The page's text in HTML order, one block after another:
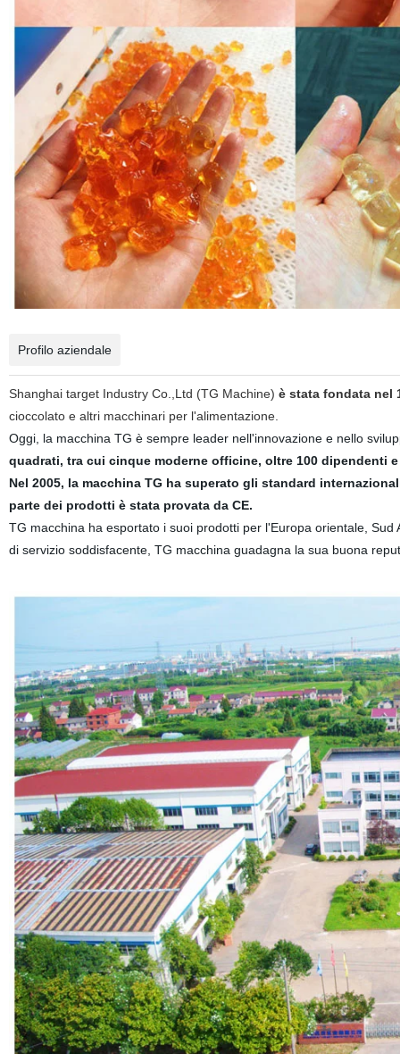
Profilo aziendale
Shanghai target Industry Co.,Ltd (TG Machine) è stata fondata nel
cioccolato e altri macchinari per l'alimentazione.
Oggi, la macchina TG è sempre leader nell'innovazione e nello
quadrati, tra cui cinque moderne officine, oltre 100 dipendenti
Nel 2005, la macchina TG ha superato gli standard
parte dei prodotti è stata provata da CE.
TG macchina ha esportato i suoi prodotti per l'Europa orientale,
di servizio soddisfacente, TG macchina guadagna la sua buona